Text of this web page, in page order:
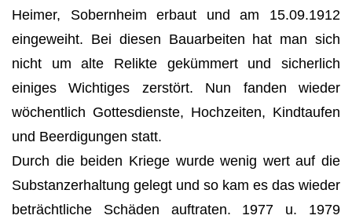
Heimer, Sobernheim erbaut und am 15.09.1912
eingeweiht. Bei diesen Bauarbeiten hat man sich
nicht um alte Relikte gekümmert und sicher­lich
einiges Wichtiges zerstört. Nun fanden wieder
wöchentlich Gottesdienste, Hochzeiten, Kindtaufen
und Beerdigungen statt.
Durch die beiden Kriege wurde wenig wert auf die
Substanzerhaltung gelegt und so kam es das wieder
beträchtliche Schäden auftraten. 1977 u. 1979